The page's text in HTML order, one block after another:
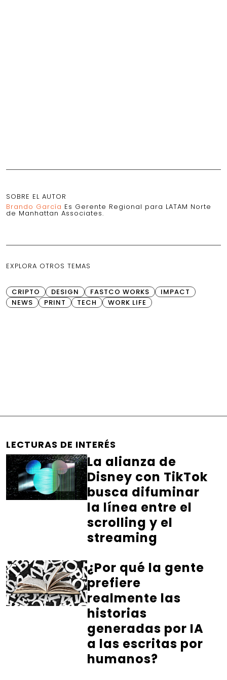
SOBRE EL AUTOR
Brando García Es Gerente Regional para LATAM Norte
de Manhattan Associates.
EXPLORA OTROS TEMAS
CRIPTO DESIGN FASTCO WORKS
IMPACT
NEWS
PRINT TECH WORK LIFE
LECTURAS DE INTERÉS
La alianza de
Disney con TikTok
busca difuminar
la línea entre el
scrolling y el
streaming
¿Por qué la gente
prefiere
realmente las
historias
generadas por IA
a las escritas por
humanos?